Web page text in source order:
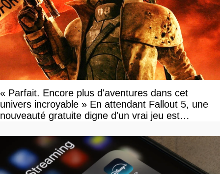
« Parfait. Encore plus d'aventures dans cet
univers incroyable » En attendant Fallout 5, une
nouveauté gratuite digne d'un vrai jeu est